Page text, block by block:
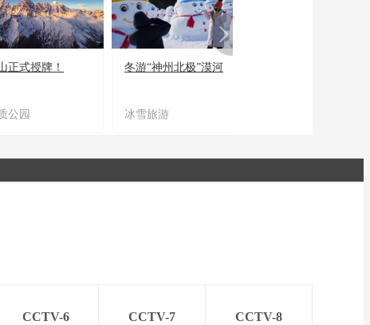
正式授牌！
公园
冬游“神州北极”漠河
冰雪旅游
CCTV-6
CCTV-7
CCTV-8